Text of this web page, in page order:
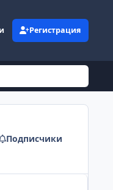
Регистрация
Подписчики